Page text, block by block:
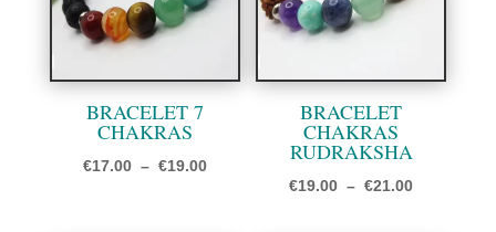
BRACELET 7
CHAKRAS
€17.00 – €19.00Plage
BRACELET
CHAKRAS
RUDRAKSHA
€19.00 – €21.00Plage